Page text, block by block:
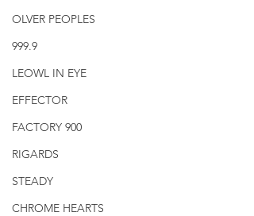
OLVER PEOPLES
999.9
LEOWL IN EYE
EFFECTOR
FACTORY 900
RIGARDS
STEADY
CHROME HEARTS